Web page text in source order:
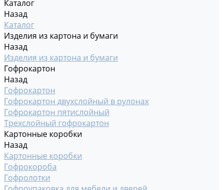
Каталог
Назад
Каталог
Изделия из картона и бумаги
Назад
Изделия из картона и бумаги
Гофрокартон
Назад
Гофрокартон
Гофрокартон двухслойный в рулонах
Гофрокартон пятислойный
Трехслойный гофрокартон
Картонные коробки
Назад
Картонные коробки
Гофрокороба
Гофролотки